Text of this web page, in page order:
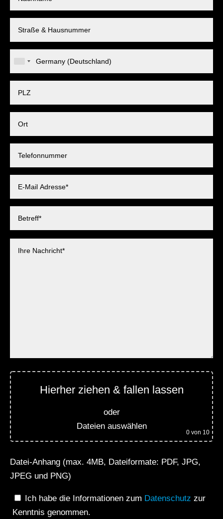
Hierher ziehen & fallen lassen
oder
Dateien auswählen
0 von 10
Datei-Anhang (max. 4MB, Dateiformate: PDF, JPG,
JPEG und PNG)
Ich habe die Informationen zum Datenschutz zur
Kenntnis genommen.